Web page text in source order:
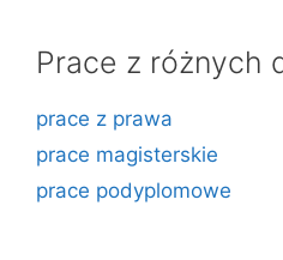
Prace z różnych
prace z prawa
prace magisterskie
prace podyplomowe